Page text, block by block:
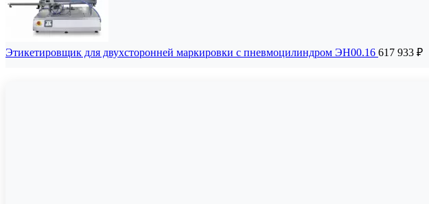
Этикетировщик для двухсторонней маркировки с пневмоцилиндром ЭН00.16 617 933 ₽